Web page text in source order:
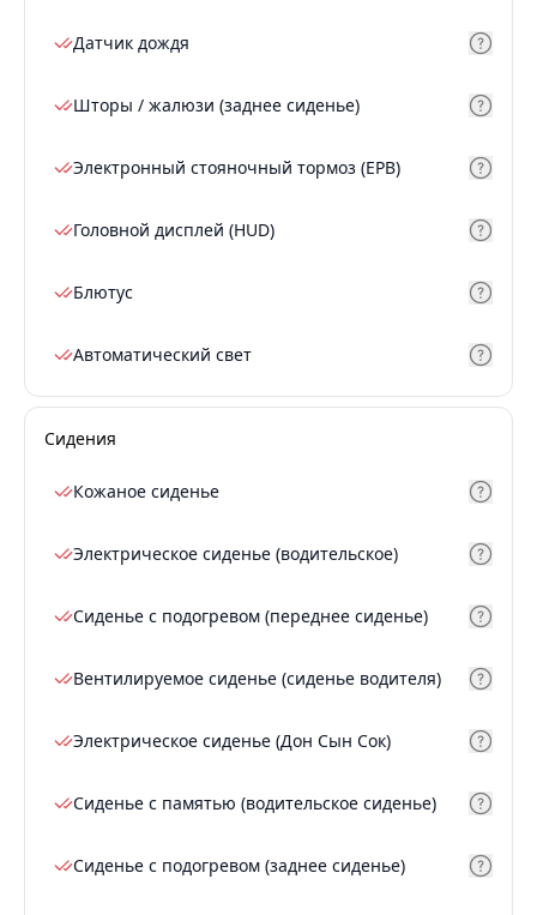
Датчик дождя
Шторы / жалюзи (заднее сиденье)
Электронный стояночный тормоз (EPB)
Головной дисплей (HUD)
Блютус
Автоматический свет
Сидения
Кожаное сиденье
Электрическое сиденье (водительское)
Сиденье с подогревом (переднее сиденье)
Вентилируемое сиденье (сиденье водителя)
Электрическое сиденье (Дон Сын Сок)
Сиденье с памятью (водительское сиденье)
Сиденье с подогревом (заднее сиденье)